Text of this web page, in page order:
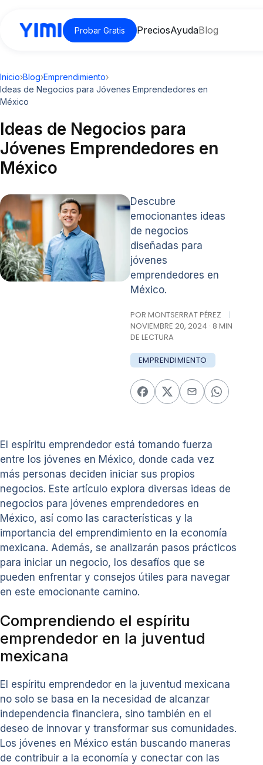
Probar Gratis PreciosAyudaBlog
Inicio›Blog›Emprendimiento›
Ideas de Negocios para Jóvenes Emprendedores en
México
Ideas de Negocios para
Jóvenes Emprendedores en
México
Descubre
emocionantes ideas
de negocios
diseñadas para
jóvenes
emprendedores en
México.
POR MONTSERRAT PÉREZ
|
NOVIEMBRE 20, 2024 · 8 MIN
DE LECTURA
EMPRENDIMIENTO
El espíritu emprendedor está tomando fuerza
entre los jóvenes en México, donde cada vez
más personas deciden iniciar sus propios
negocios. Este artículo explora diversas ideas de
negocios para jóvenes emprendedores en
México, así como las características y la
importancia del emprendimiento en la economía
mexicana. Además, se analizarán pasos prácticos
para iniciar un negocio, los desafíos que se
pueden enfrentar y consejos útiles para navegar
en este emocionante camino.
Comprendiendo el espíritu
emprendedor en la juventud
mexicana
El espíritu emprendedor en la juventud mexicana
no solo se basa en la necesidad de alcanzar
independencia financiera, sino también en el
deseo de innovar y transformar sus comunidades.
Los jóvenes en México están buscando maneras
de contribuir a la economía y conectar con las